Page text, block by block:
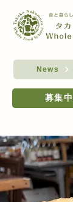
News
募集